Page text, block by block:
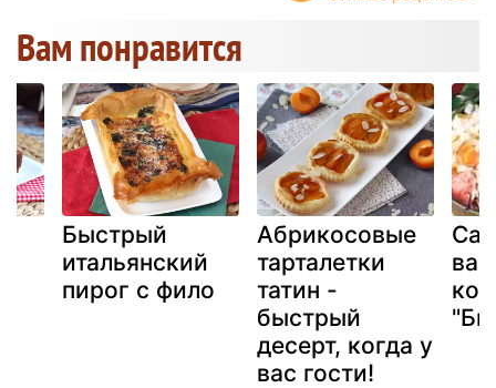
Вам понравится
Быстрый
итальянский
пирог с фило
Абрикосовые
тарталетки
татин -
быстрый
десерт, когда у
вас гости!